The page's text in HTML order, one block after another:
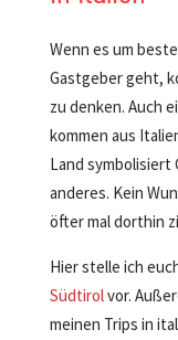
Wenn es um beste
Gastgeber geht,
zu denken. Auch
kommen aus
Land symbolisiert
anderes. Kein
öfter mal dorthin
Hier stelle ich
Südtirolvor.
meinen Trips in